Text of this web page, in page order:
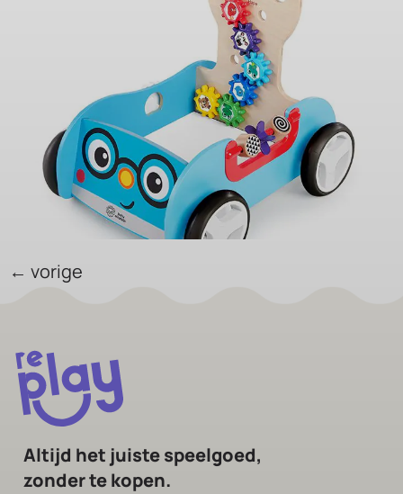
← vorige
Altijd het juiste speelgoed,
zonder te kopen.